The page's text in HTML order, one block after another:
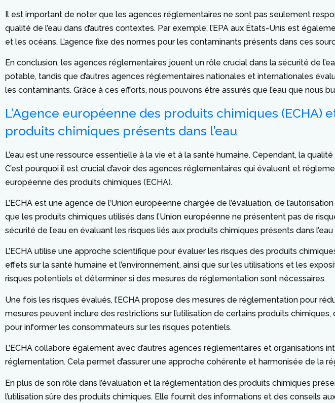
Il est important de noter que les agences réglementaires ne sont pas seulement
qualité de l’eau dans d’autres contextes. Par exemple, l’EPA aux États-Unis est
et les océans. L’agence fixe des normes pour les contaminants présents dans ces
En conclusion, les agences réglementaires jouent un rôle crucial dans la sécurité de
potable, tandis que d’autres agences réglementaires nationales et internationales
les contaminants. Grâce à ces efforts, nous pouvons être assurés que l’eau que nous
L’Agence européenne des produits chimiques
produits chimiques présents dans l’eau
L’eau est une ressource essentielle à la vie et à la santé humaine. Cependant, la
C’est pourquoi il est crucial d’avoir des agences réglementaires qui évaluent et
européenne des produits chimiques (ECHA).
L’ECHA est une agence de l’Union européenne chargée de l’évaluation, de
que les produits chimiques utilisés dans l’Union européenne ne présentent pas de
sécurité de l’eau en évaluant les risques liés aux produits chimiques présents dans
L’ECHA utilise une approche scientifique pour évaluer les risques des produits
effets sur la santé humaine et l’environnement, ainsi que sur les utilisations et les
risques potentiels et déterminer si des mesures de réglementation sont nécessaires.
Une fois les risques évalués, l’ECHA propose des mesures de réglementation pour
mesures peuvent inclure des restrictions sur l’utilisation de certains produits
pour informer les consommateurs sur les risques potentiels.
L’ECHA collabore également avec d’autres agences réglementaires et
réglementation. Cela permet d’assurer une approche cohérente et harmonisée de la
En plus de son rôle dans l’évaluation et la réglementation des produits chimiques
l’utilisation sûre des produits chimiques. Elle fournit des informations et des conseils